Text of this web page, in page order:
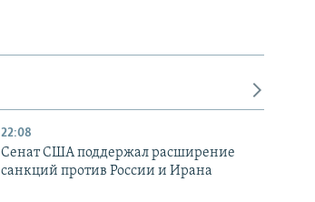
22:08
Сенат США поддержал расширение
санкций против России и Ирана